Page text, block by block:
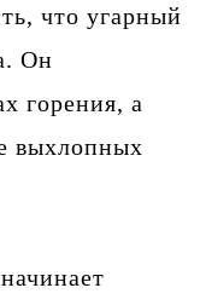
что угарный
Он
горения, а
выхлопных